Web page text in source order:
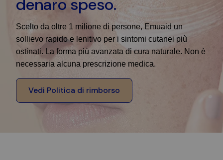
denaro speso.
Scelto da oltre 1 milione di persone, Emuaid un
sollievo rapido e lenitivo per i sintomi cutanei più
ostinati. La forma più avanzata di cura naturale. Non è
necessaria alcuna prescrizione medica.
Vedi Politica di rimborso